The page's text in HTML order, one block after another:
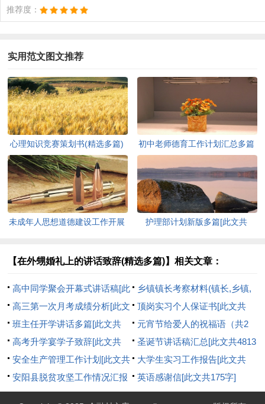
推荐度：
实用范文图文推荐
心理知识竞赛策划书(精选多篇)
[此文共5937字]
初中老师德育工作计划汇总多篇
未成年人思想道德建设工作开展
护理部计划新版多篇[此文共
【在外甥婚礼上的讲话致辞(精选多篇)】相关文章：
高中同学聚会开幕式讲话稿[此
文共2463字]
乡镇镇长考察材料(镇长,乡镇,
考察)[此文共4881字]
高三第一次月考成绩分析[此文
共1253字]
顶岗实习个人保证书[此文共
1897字]
班主任开学讲话多篇[此文共
7010字]
元宵节给爱人的祝福语（共2
篇）[此文共5578字]
高考升学宴学子致辞[此文共
2061字]
圣诞节讲话稿汇总[此文共4813
字]
安全生产管理工作计划[此文共
1083字]
大学生实习工作报告[此文共
12321字]
安阳县脱贫攻坚工作情况汇报
[此文共6395字]
英语感谢信[此文共175字]